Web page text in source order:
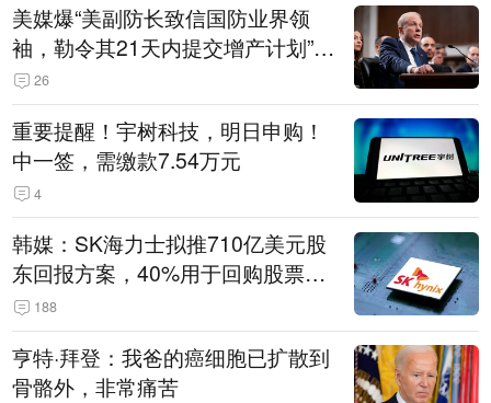
美媒爆“美副防长致信国防业界领
袖，勒令其21天内提交增产计划”，
五角大楼回应
26
重要提醒！宇树科技，明日申购！
中一签，需缴款7.54万元
4
韩媒：SK海力士拟推710亿美元股
东回报方案，40%用于回购股票，
相当于美股发行规模
188
亨特·拜登：我爸的癌细胞已扩散到
骨骼外，非常痛苦